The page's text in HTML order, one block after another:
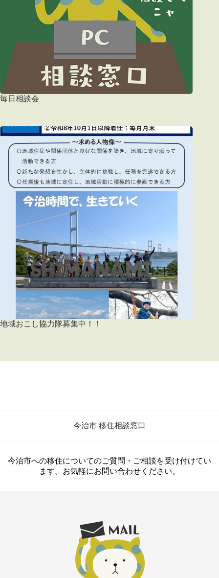
毎日相談会
地域おこし協力隊募集中！！
今治市 移住相談窓口
今治市への移住についてのご質問・ご相談を受け付けてい
ます。お気軽にお問い合わせください。